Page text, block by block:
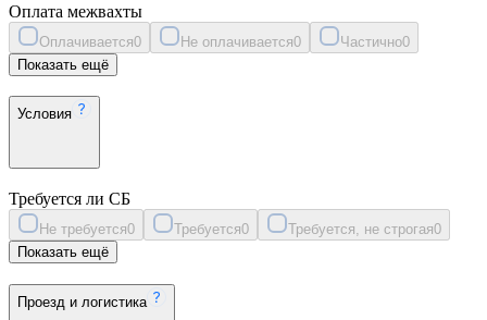
Оплата межвахты
Оплачивается0 Не оплачивается0 Частично0
Показать ещё
Условия
Требуется ли СБ
Не требуется0 Требуется0 Требуется, не строгая0
Показать ещё
Проезд и логистика